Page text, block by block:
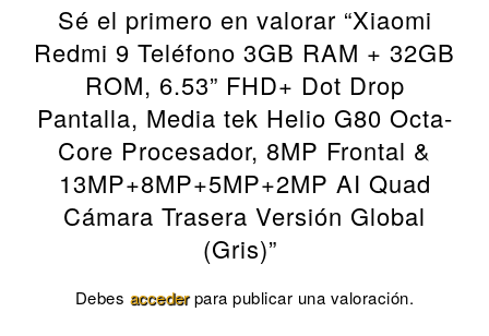
Sé el primero en valorar “Xiaomi
Redmi 9 Teléfono 3GB RAM + 32GB
ROM, 6.53” FHD+ Dot Drop
Pantalla, Media tek Helio G80 Octa-
Core Procesador, 8MP Frontal &
13MP+8MP+5MP+2MP AI Quad
Cámara Trasera Versión Global
(Gris)”
Debes accederpara publicar una valoración.